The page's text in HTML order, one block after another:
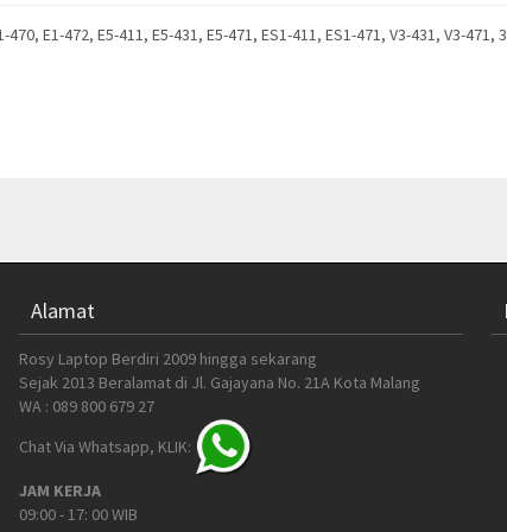
E1-472, E5-411, E5-431, E5-471, ES1-411, ES1-471, V3-431, V3-471,
Alamat
Rosy Laptop Berdiri 2009 hingga sekarang
Sejak 2013 Beralamat di Jl. Gajayana No. 21A Kota Malang
WA : 089 800 679 27
Chat Via Whatsapp, KLIK:
JAM KERJA
09:00 - 17: 00 WIB